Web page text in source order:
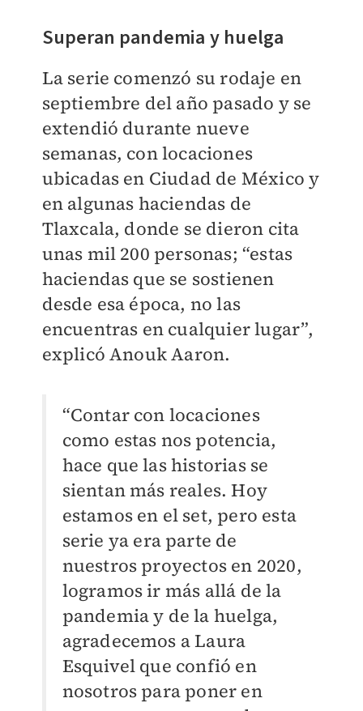
Superan pandemia y huelga
La serie comenzó su rodaje en
septiembre del año pasado y se
extendió durante nueve
semanas, con locaciones
ubicadas en Ciudad de México y
en algunas haciendas de
Tlaxcala, donde se dieron cita
unas mil 200 personas; “estas
haciendas que se sostienen
desde esa época, no las
encuentras en cualquier lugar”,
explicó Anouk Aaron.
“Contar con locaciones
como estas nos potencia,
hace que las historias se
sientan más reales. Hoy
estamos en el set, pero esta
serie ya era parte de
nuestros proyectos en 2020,
logramos ir más allá de la
pandemia y de la huelga,
agradecemos a Laura
Esquivel que confió en
nosotros para poner en